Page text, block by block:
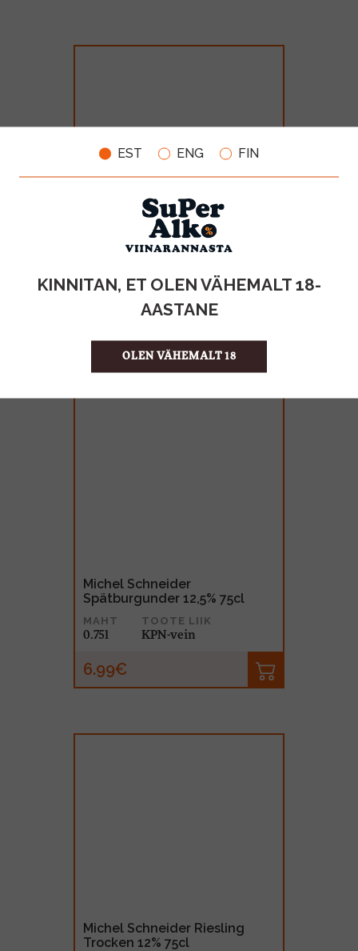
EST ENG FIN
KINNITAN, ET OLEN VÄHEMALT 18-
AASTANE
OLEN VÄHEMALT 18
Michel Schneider Sauvignon
Blanc 12% 75cl
MAHT
0.75l
TOOTE LIIK
KPN-vein
Michel Schneider
Spätburgunder 12,5% 75cl
MAHT
0.75l
TOOTE LIIK
KPN-vein
6.99€
Michel Schneider Riesling
Trocken 12% 75cl